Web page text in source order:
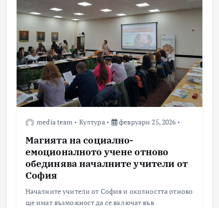
media team Култура февруари 25, 2026
Магията на социално-
емоционалното учене отново
обединява началните учители от
София
Началните учители от София и околността отново
ще имат възможност да се включат във